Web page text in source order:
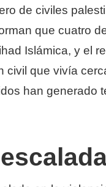
de civiles
que cuatro
Islámica, y el
civil que vivía
han generado